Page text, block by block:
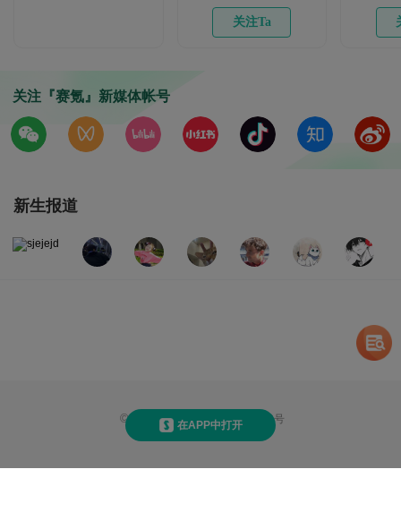
关注Ta
关注『赛氪』新媒体帐号
新生报道
在APP中打开
©2026 赛氪京ICP备14013810号